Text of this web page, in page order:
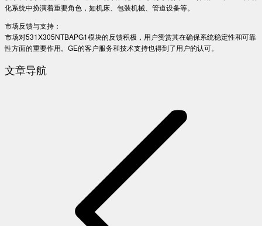
化系统中扮演着重要角色，如机床、包装机械、管道设备等。
市场反馈与支持：
市场对531X305NTBAPG1模块的反馈积极，用户赞赏其在确保系统稳定性和可靠
性方面的重要作用。GE的客户服务和技术支持也得到了用户的认可。
文章导航